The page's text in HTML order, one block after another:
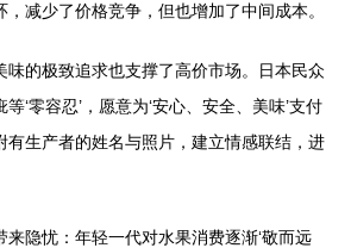
减少了价格竞争，但也增加了中间成本。
味的极致追求也支撑了高价市场。日本民众
‘零容忍’，愿意为‘安心、安全、美味’支付
有生产者的姓名与照片，建立情感联结，进
来隐忧：年轻一代对水果消费逐渐‘敬而远